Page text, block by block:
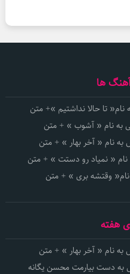
ها
تا حالا نداشتیم »+ متن
به نام « آشوب » + متن
نام « آخر بهار » + متن
نام « نمیاد رو دستت » + متن
وقتشه بری » + متن
هفته
نام « آخر بهار » + متن
به دست بیارمت محسن یگانه